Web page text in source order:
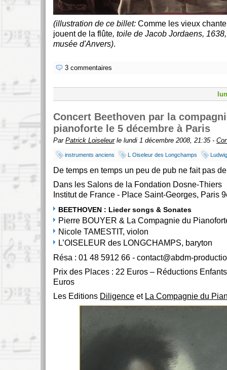
(illustration de ce billet: Comme les vieux
jouent de la flûte, toile de Jacob Jordaens,
musée d'Anvers).
3 commentaires
Concert Beethoven par la
pianoforte le 5 décembre à Paris
Par Patrick Loiseleurle lundi 1 décembre 2008, 21:35 -
instruments anciens L Oiseleur des Longchamps
De temps en temps un peu de pub ne fait pas
Dans les Salons de la Fondation Dosne-Thiers
Institut de France - Place Saint-Georges, Paris
BEETHOVEN : Lieder songs & Sonates
Pierre BOUYER & La Compagnie du
Nicole TAMESTIT, violon
L’OISELEUR des LONGCHAMPS, baryton
Résa : 01 48 5912 66 - contact@abdm-
Prix des Places : 22 Euros – Réductions
Euros
Les Editions Diligence et La Compagnie du